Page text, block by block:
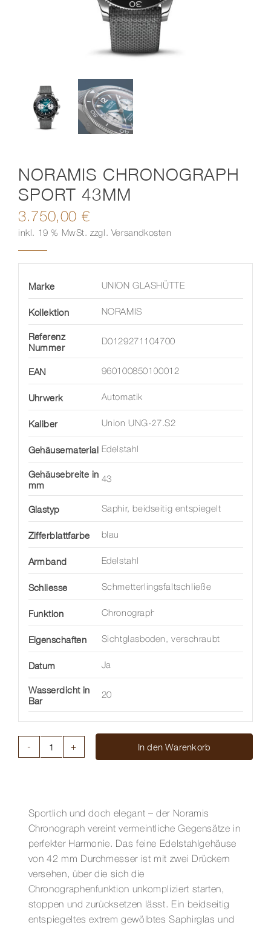
NORAMIS CHRONOGRAPH
SPORT 43MM
3.750,00 €
inkl. 19 % MwSt. zzgl. Versandkosten
Marke UNION GLASHÜTTE
Kollektion NORAMIS
Referenz
Nummer
D0129271104700
EAN 960100850100012
Uhrwerk Automatik
Kaliber Union UNG-27.S2
Gehäusematerial Edelstahl
Gehäusebreite in
mm
43
Glastyp Saphir, beidseitig entspiegelt
Zifferblattfarbe blau
Armband Edelstahl
Schliesse Schmetterlingsfaltschließe
Funktion Chronograph
Eigenschaften Sichtglasboden, verschraubt
Datum Ja
Wasserdicht in
Bar
20
Menge
In den Warenkorb
Sportlich und doch elegant – der Noramis
Chronograph vereint vermeintliche Gegensätze in
perfekter Harmonie. Das feine Edelstahlgehäuse
von 42 mm Durchmesser ist mit zwei Drückern
versehen, über die sich die
Chronographenfunktion unkompliziert starten,
stoppen und zurücksetzen lässt. Ein beidseitig
entspiegeltes extrem gewölbtes Saphirglas und